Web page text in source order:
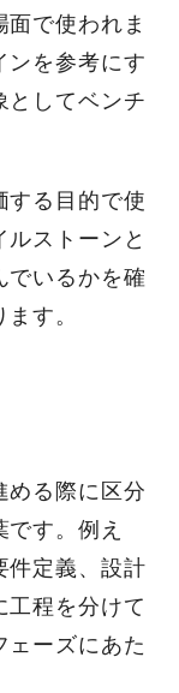
で使われま
ンを参考にす
としてベンチ
する目的で使
ストーンと
でいるかを確
ます。
める際に区分
す。例え
件定義、設計
工程を分けて
ェーズにあた